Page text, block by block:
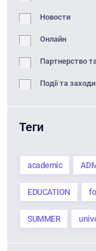
Новости
Онлайн
Партнерство
Події та заходи
Теги
academic
EDUCATION
SUMMER